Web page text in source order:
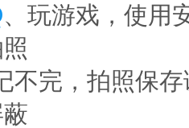
、玩游戏，使用
完，拍照保存